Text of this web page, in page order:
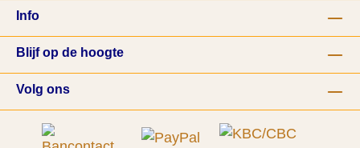
Info
Blijf op de hoogte
Volg ons